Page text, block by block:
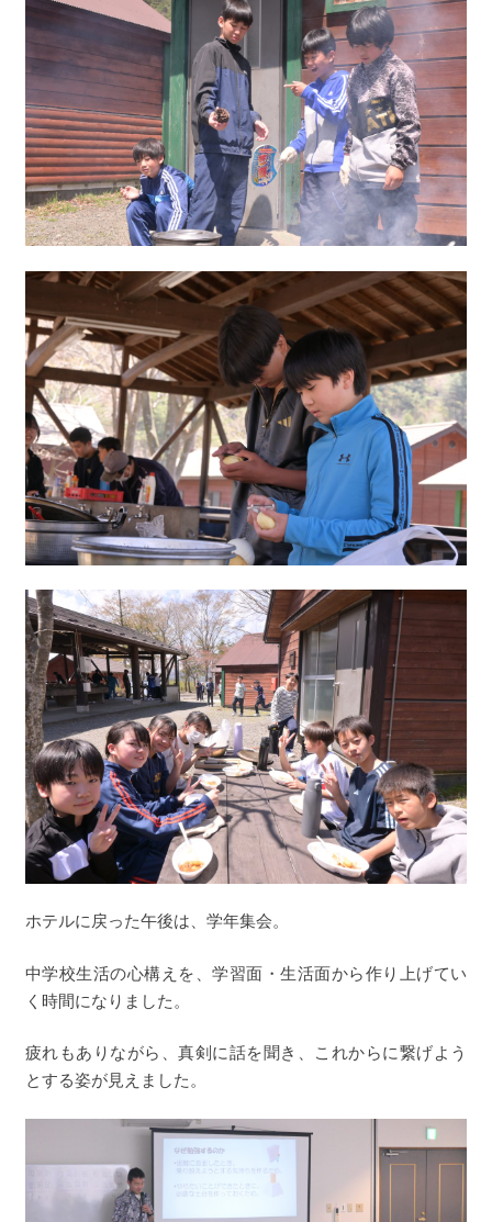
ホテルに戻った午後は、学年集会。
中学校生活の心構えを、学習面・生活面から作り上げてい
く時間になりました。
疲れもありながら、真剣に話を聞き、これからに繋げよう
とする姿が見えました。